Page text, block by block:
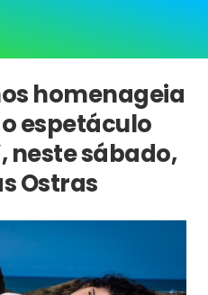
homenageia
espetáculo
neste sábado,
Ostras